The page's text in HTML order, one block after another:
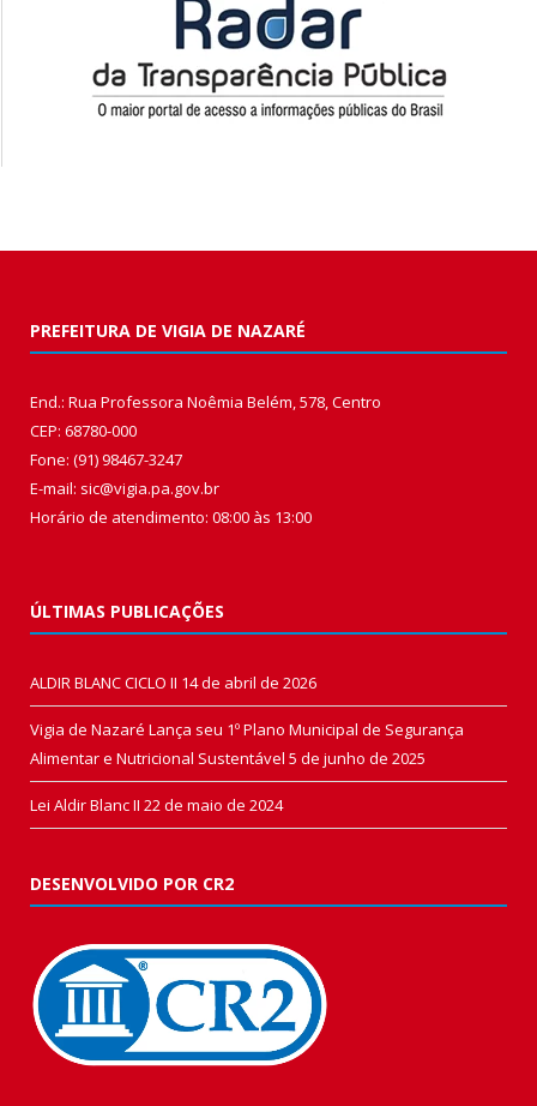
PREFEITURA DE VIGIA DE NAZARÉ
End.: Rua Professora Noêmia Belém, 578, Centro
CEP: 68780-000
Fone: (91) 98467-3247
E-mail: sic@vigia.pa.gov.br
Horário de atendimento: 08:00 às 13:00
ÚLTIMAS PUBLICAÇÕES
ALDIR BLANC CICLO II 14 de abril de 2026
Vigia de Nazaré Lança seu 1º Plano Municipal de Segurança
Alimentar e Nutricional Sustentável 5 de junho de 2025
Lei Aldir Blanc II 22 de maio de 2024
DESENVOLVIDO POR CR2